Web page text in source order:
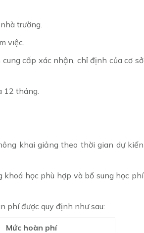
trường.
việc.
cấp xác nhận, chỉ định của cơ sở
12 tháng.
khai giảng theo thời gian dự kiến
học phù hợp và bổ sung học phí
phí được quy định như sau:
Mức hoàn phí